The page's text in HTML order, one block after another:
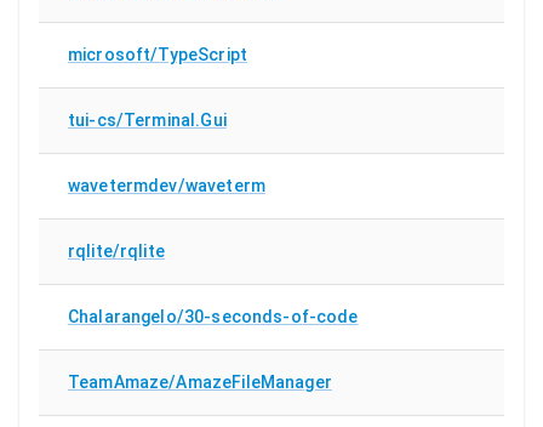
microsoft/TypeScript
tui-cs/Terminal.Gui
wavetermdev/waveterm
rqlite/rqlite
Chalarangelo/30-seconds-of-code
TeamAmaze/AmazeFileManager